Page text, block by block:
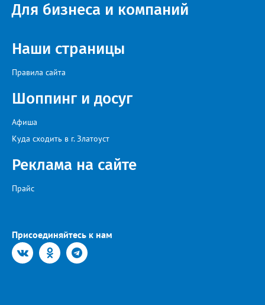
идейный вдохновитель, организатор фестиваля, эстрадный
певец, победитель главного патриотического конкурса страны
искусства «Золотая лира», участник телевизионных проектов
на Первом канале, обладатель звания «Голос страны» Алексей
Для бизнеса и компаний
Наши страницы
Правила сайта
Шоппинг и досуг
Афиша
Куда сходить в г. Златоуст
Реклама на сайте
Прайс
Присоединяйтесь к нам